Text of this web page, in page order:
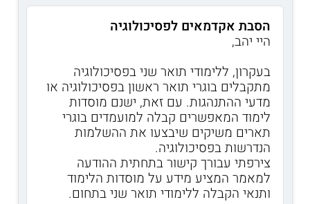
הסבת אקדמאים לפסיכולוגיה
היי יהב,
בעקרון, ללימודי תואר שני בפסיכולוגיה
מתקבלים בוגרי תואר ראשון בפסיכולוגיה או
מדעי ההתנהגות. עם זאת, ישנם מוסדות
לימוד המאפשרים קבלה למועמדים בוגרי
תארים משיקים שיבצעו את ההשלמות
הנדרשות בפסיכולוגיה.
צירפתי עבורך קישור בתחתית ההודעה
למאמר המציע מידע על מוסדות הלימוד
ותנאי הקבלה ללימודי תואר שני בתחום.